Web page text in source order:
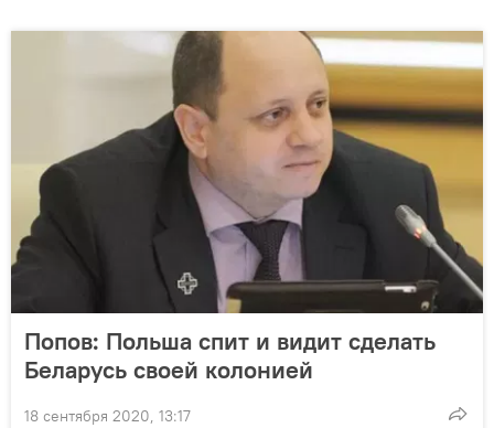
Попов: Польша спит и видит сделать
Беларусь своей колонией
18 сентября 2020, 13:17